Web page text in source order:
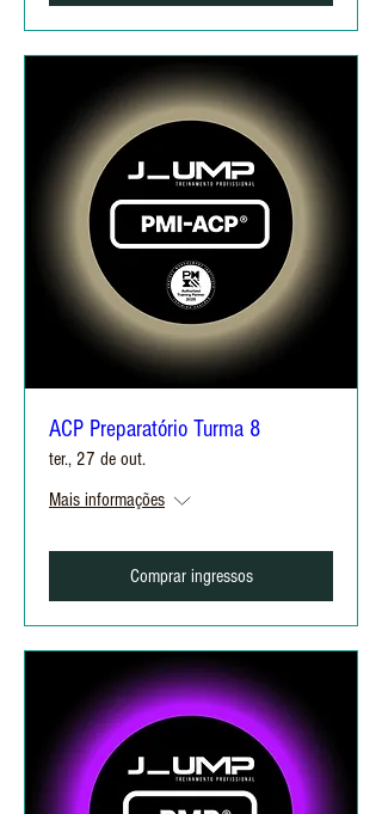
ACP Preparatório Turma 8
ter., 27 de out.
Mais informações
Comprar ingressos